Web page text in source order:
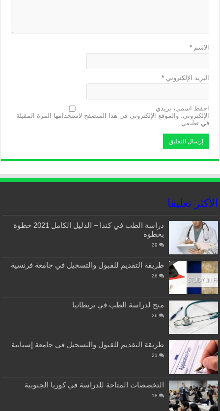
الاسم*
البريد الإلكتروني*
احفظ اسمي، بريدي
الإلكتروني، والموقع الإلكتروني في هذا المتصفح لاستخدامها المرة المقبلة
في تعليقي.
الأكثر تعليقا
دراسة الطب في كندا – الدليل الكامل 2021 خطوة
بخطوة
29
طريقة التقديم للقبول والتسجيل في جامعة فرنسية
26
منح لدراسة الطب في بريطانيا
26
طريقة التقديم للقبول والتسجيل في جامعة إسبانية
21
التخصصات المتاحة للدراسة في كوريا الجنوبية
18